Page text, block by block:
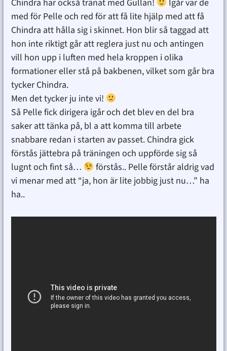
Chindra har också tränat med Gullan!
Igår var de
med för Pelle och red för att få lite hjälp med att få
Chindra att hålla sig i skinnet. Hon blir så taggad att
hon inte riktigt går att reglera just nu och antingen
vill hon upp i luften med hela kroppen i olika
formationer eller stå på bakbenen, vilket som går bra
tycker Chindra.
Men det tycker ju inte vi!
Så Pelle fick dirigera igår och det blev en del bra
saker att tänka på, bl a att komma till arbete
snabbare redan i starten av passet. Chindra gick
förstås jättebra på träningen och uppförde sig så
lugnt och fint så…
förstås.. Pelle förstår aldrig vad
vi menar med att “ja, hon är lite jobbig just nu…” ha
ha..